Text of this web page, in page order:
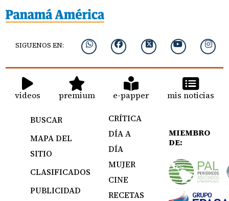
SIGUENOS EN:
videos premium e-papper mis noticias
BUSCAR
MAPA DEL
SITIO
CLASIFICADOS
PUBLICIDAD
CRÍTICA
DÍA A
DÍA
MUJER
CINE
RECETAS
MIEMBRO
DE: